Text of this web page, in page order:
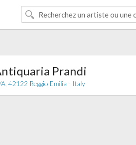
Prandi
42122 Reggio Emilia - Italy